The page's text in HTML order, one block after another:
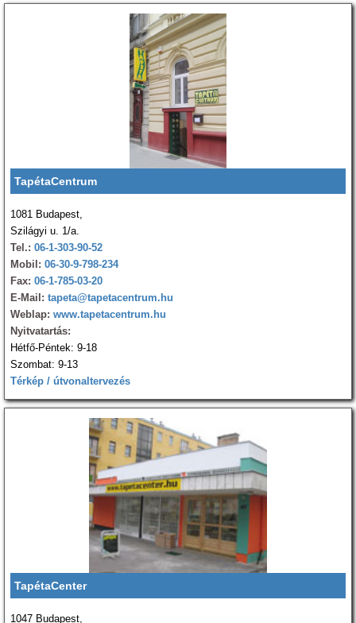
TapétaCentrum
1081 Budapest,
Szilágyi u. 1/a.
Tel.: 06-1-303-90-52
Mobil: 06-30-9-798-234
Fax: 06-1-785-03-20
E-Mail: tapeta@tapetacentrum.hu
Weblap: www.tapetacentrum.hu
Nyitvatartás:
Hétfő-Péntek: 9-18
Szombat: 9-13
Térkép / útvonaltervezés
TapétaCenter
1047 Budapest,